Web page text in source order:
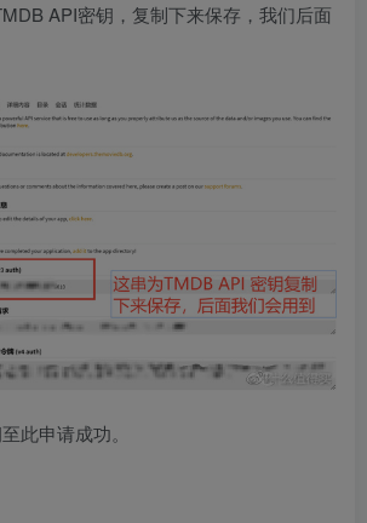
API密钥，复制下来保存，我们后面
此申请成功。